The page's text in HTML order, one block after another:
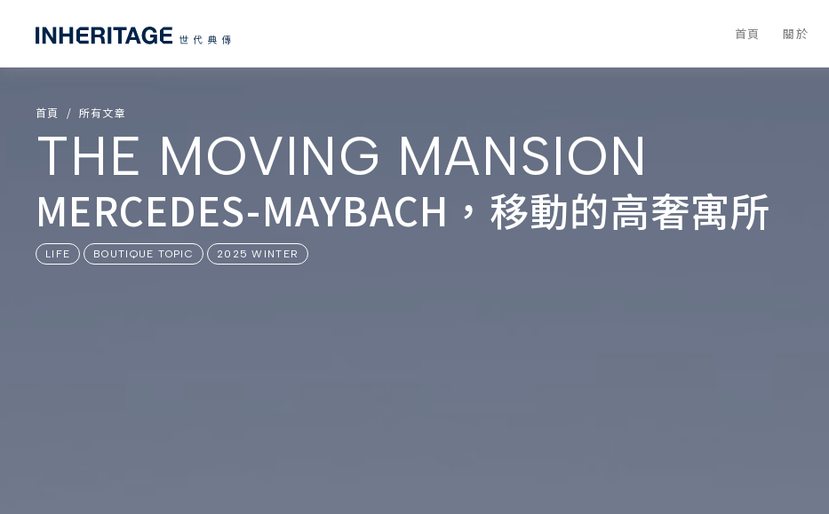
首頁 關於
首頁 所有文章
THE MOVING MANSION
MERCEDES-MAYBACH，移動的高奢寓所
LIFE BOUTIQUE TOPIC 2025 WINTER